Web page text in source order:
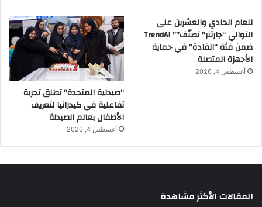
للعام الحادي والعشرين على
التوالي “جارتنر” تصنّف”” TrendAI
ضمن فئة “القادة” في حماية
الأجهزة المتصلة
أغسطس 4, 2026
“صيدلية المتحدة” تطلق تجربة
تفاعلية في كيدزانيا لتعريف
الأطفال بعالم الصيدلة
أغسطس 4, 2026
المقالات الأكثر مشاهدة